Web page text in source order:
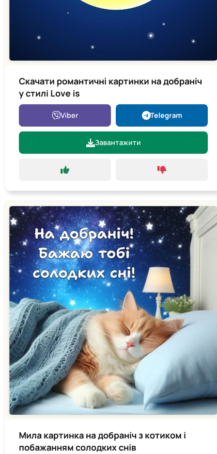
Скачати романтичні картинки на добраніч
у стилі Love is
Viber Telegram
Завантажити
Мила картинка на добраніч з котиком і
побажанням солодких снів